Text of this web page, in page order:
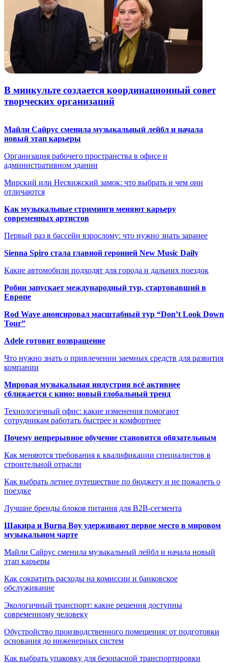
В минкульте создается координационный совет
творческих организаций
Майли Сайрус сменила музыкальный лейбл и начала
новый этап карьеры
Организация рабочего пространства в офисе и
административном здании
Мирский или Несвижский замок: что выбрать и чем они
отличаются
Как музыкальные стриминги меняют карьеру
современных артистов
Первый раз в бассейн взрослому: что нужно знать заранее
Sienna Spiro стала главной героиней New Music Daily
Какие автомобили подходят для города и дальних поездок
Робин запускает международный тур, стартовавший в
Европе
Rod Wave анонсировал масштабный тур “Don’t Look Down
Tour”
Adele готовит возвращение
Что нужно знать о привлечении заемных средств для развития
компании
Мировая музыкальная индустрия всё активнее
сближается с кино: новый глобальный тренд
Технологичный офис: какие изменения помогают
сотрудникам работать быстрее и комфортнее
Почему непрерывное обучение становится обязательным
Как меняются требования к квалификации специалистов в
строительной отрасли
Как выбрать летнее путешествие по бюджету и не пожалеть о
поездке
Лучшие бренды блоков питания для B2B-сегмента
Шакира и Burna Boy удерживают первое место в мировом
музыкальном чарте
Майли Сайрус сменила музыкальный лейбл и начала новый
этап карьеры
Как сократить расходы на комиссии и банковское
обслуживание
Экологичный транспорт: какие решения доступны
современному человеку
Обустройство производственного помещения: от подготовки
основания до инженерных систем
Как выбрать упаковку для безопасной транспортировки